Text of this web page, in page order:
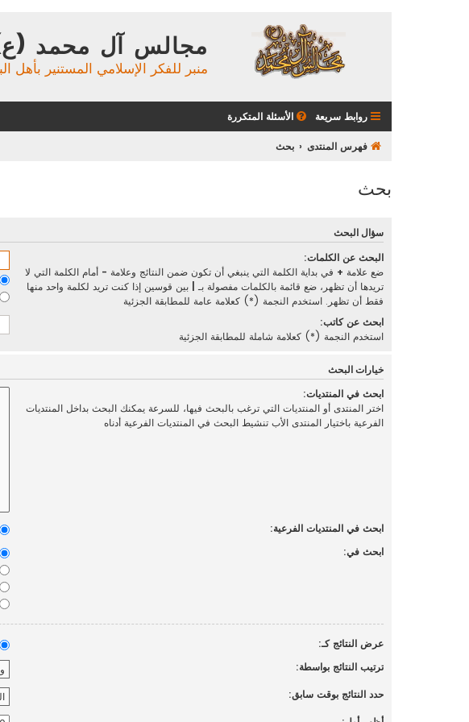
مجالس آل محمد
منبر للفكر الإسلامي المستنير بأهل
روابط سريعة الأسئلة المتكررة
فهرس المنتدى بحث
بحث
سؤال البحث
البحث عن الكلمات:
ضع علامة + في بداية الكلمة التي ينبغي أن تكون ضمن النتائج وعلامة - أمام الكلمة التي لا
تريدها أن تظهر، ضع قائمة بالكلمات مفصولة بـ
بين قوسين إذا كنت تريد لكلمة واحد منها
فقط أن تظهر. استخدم النجمة (*) كعلامة عامة للمطابقة الجزئية
ابحث عن كاتب:
استخدم النجمة (*) كعلامة شاملة للمطابقة الجزئية
خيارات البحث
ابحث في المنتديات:
اختر المنتدى أو المنتديات التي ترغب بالبحث فيها، للسرعة يمكنك البحث بداخل المنتديات
الفرعية باختيار المنتدى الأب تنشيط البحث في المنتديات الفرعية أدناه
ابحث في المنتديات الفرعية:
ابحث في:
عرض النتائج كـ:
ترتيب النتائج بواسطة:
حدد النتائج بوقت سابق: